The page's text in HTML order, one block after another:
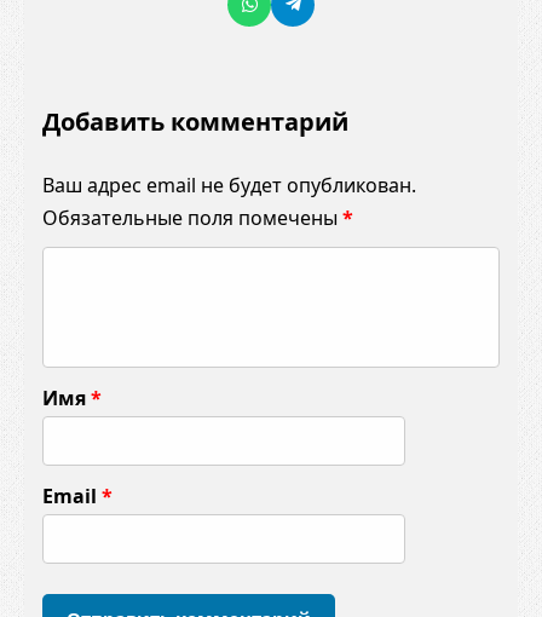
Добавить комментарий
Ваш адрес email не будет опубликован.
Обязательные поля помечены *
м
е
т
а
р
и
Имя*
Email *